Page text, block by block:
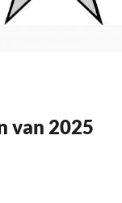
van 2025